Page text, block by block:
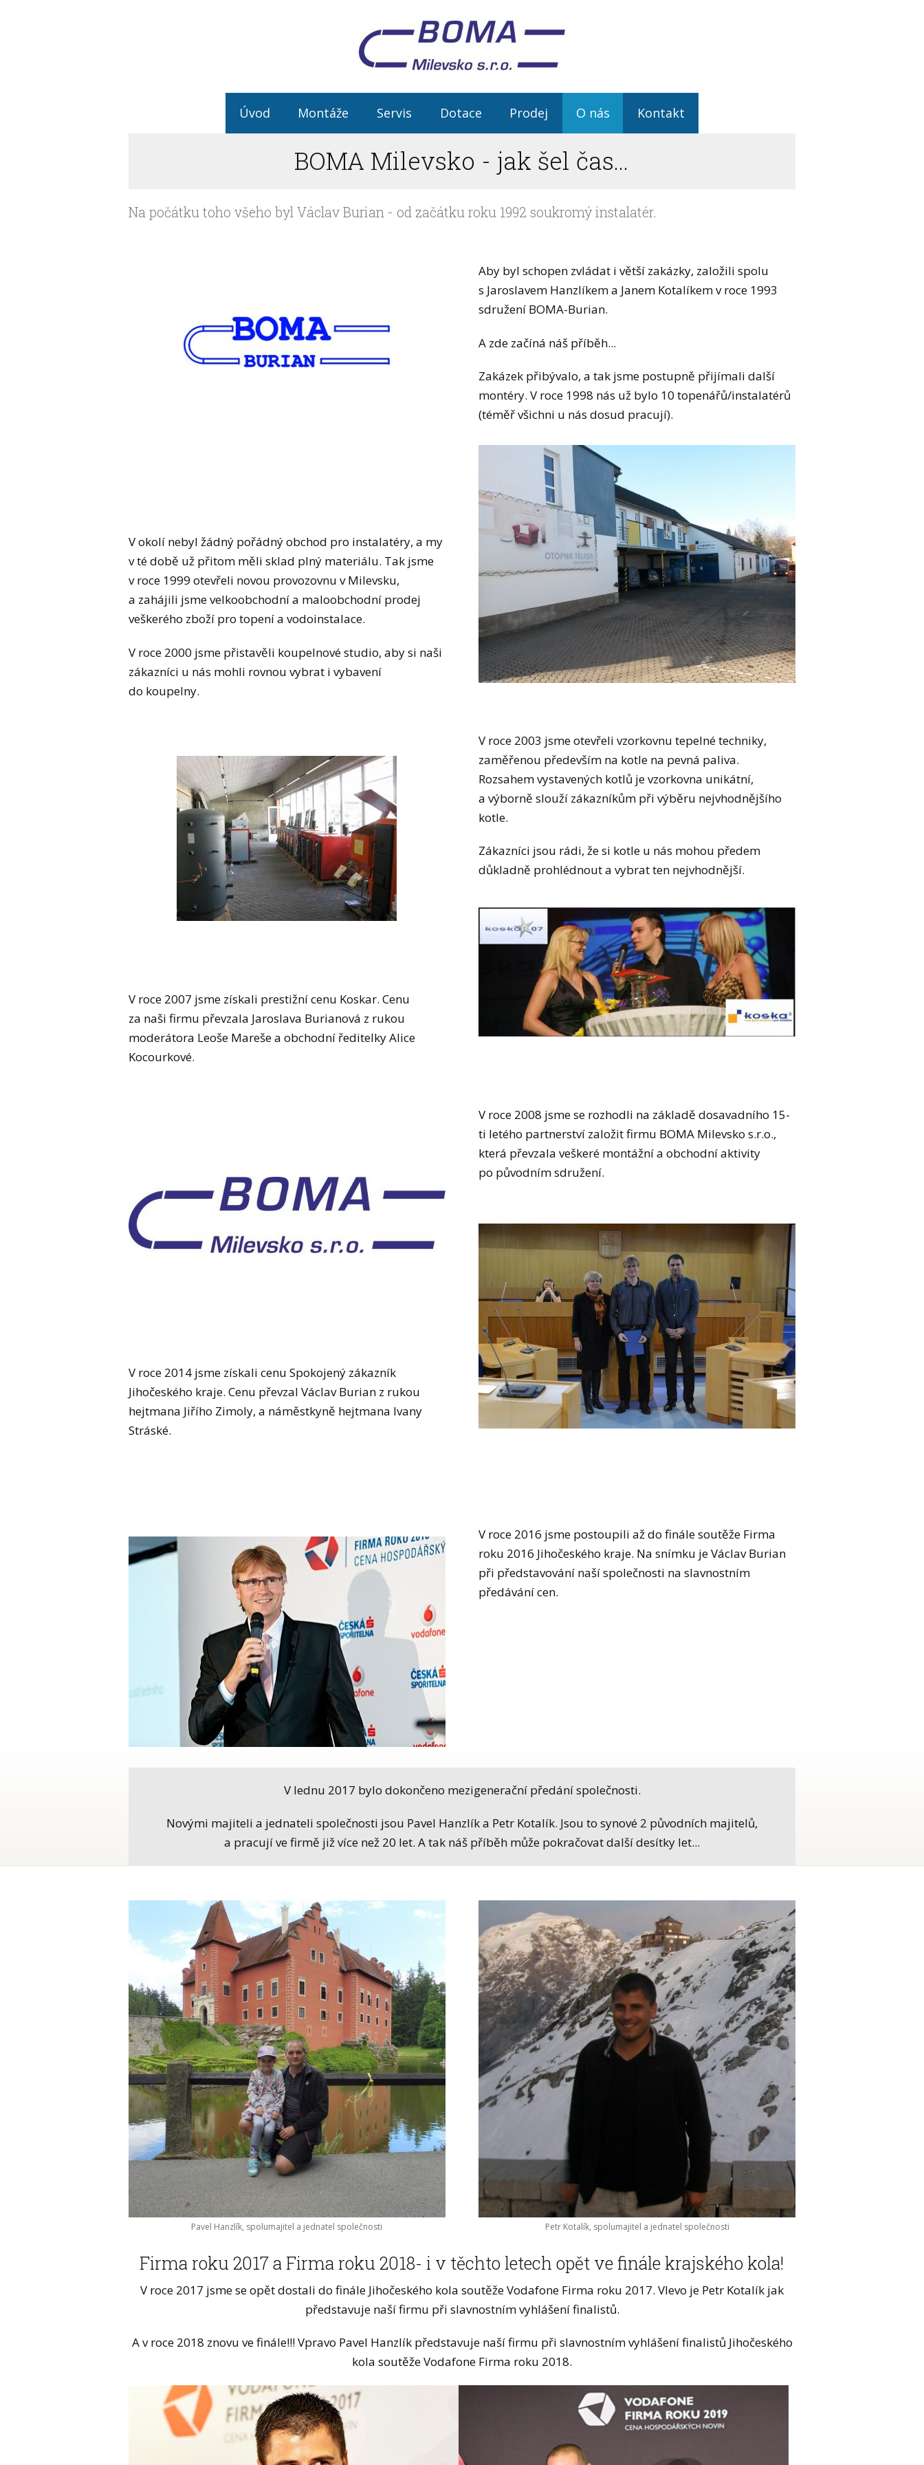
Úvod Montáže Servis Dotace Prodej O nás Kontakt
BOMA Milevsko - jak šel čas...
Na počátku toho všeho byl Václav Burian - od začátku roku 1992 soukromý instalatér.
V okolí nebyl žádný pořádný obchod pro instalatéry, a my
v té době už přitom měli sklad plný materiálu. Tak jsme
v roce 1999 otevřeli novou provozovnu v Milevsku,
a zahájili jsme velkoobchodní a maloobchodní prodej
veškerého zboží pro topení a vodoinstalace.
V roce 2000 jsme přistavěli koupelnové studio, aby si naši
zákazníci u nás mohli rovnou vybrat i vybavení
do koupelny.
V roce 2007 jsme získali prestižní cenu Koskar. Cenu
za naši firmu převzala Jaroslava Burianová z rukou
moderátora Leoše Mareše a obchodní ředitelky Alice
Kocourkové.
V roce 2014 jsme získali cenu Spokojený zákazník
Jihočeského kraje. Cenu převzal Václav Burian z rukou
hejtmana Jiřího Zimoly, a náměstkyně hejtmana Ivany
Stráské.
Aby byl schopen zvládat i větší zakázky, založili spolu
s Jaroslavem Hanzlíkem a Janem Kotalíkem v roce 1993
sdružení BOMA-Burian.
A zde začíná náš příběh...
Zakázek přibývalo, a tak jsme postupně přijímali další
montéry. V roce 1998 nás už bylo 10 topenářů/instalatérů
(téměř všichni u nás dosud pracují).
V roce 2003 jsme otevřeli vzorkovnu tepelné techniky,
zaměřenou především na kotle na pevná paliva.
Rozsahem vystavených kotlů je vzorkovna unikátní,
a výborně slouží zákazníkům při výběru nejvhodnějšího
kotle.
Zákazníci jsou rádi, že si kotle u nás mohou předem
důkladně prohlédnout a vybrat ten nejvhodnější.
V roce 2008 jsme se rozhodli na základě dosavadního 15-
ti letého partnerství založit firmu BOMA Milevsko s.r.o.,
která převzala veškeré montážní a obchodní aktivity
po původním sdružení.
V roce 2016 jsme postoupili až do finále soutěže Firma
roku 2016 Jihočeského kraje. Na snímku je Václav Burian
při představování naší společnosti na slavnostním
předávání cen.
V lednu 2017 bylo dokončeno mezigenerační předání společnosti.
Novými majiteli a jednateli společnosti jsou Pavel Hanzlík a Petr Kotalík. Jsou to synové 2 původních majitelů,
a pracují ve firmě již více než 20 let. A tak náš příběh může pokračovat další desítky let...
Pavel Hanzlík, spolumajitel a jednatel společnosti Petr Kotalík, spolumajitel a jednatel společnosti
Firma roku 2017 a Firma roku 2018- i v těchto letech opět ve finále krajského kola!
V roce 2017 jsme se opět dostali do finále Jihočeského kola soutěže Vodafone Firma roku 2017. Vlevo je Petr Kotalík jak
představuje naší firmu při slavnostním vyhlášení finalistů.
A v roce 2018 znovu ve finále!!! Vpravo Pavel Hanzlík představuje naší firmu při slavnostním vyhlášení finalistů Jihočeského
kola soutěže Vodafone Firma roku 2018.